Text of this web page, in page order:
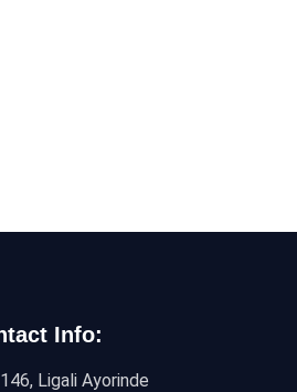
Info:
146, Ligali Ayorinde